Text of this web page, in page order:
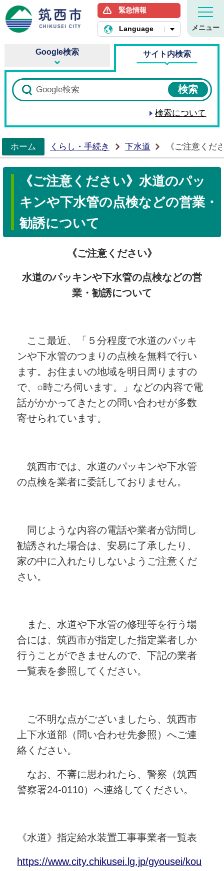
筑西市ホームページ
緊急情報
Language メニュー
Google検索 サイト内検索
検索について
ホーム
くらし・手続き 下水道 《ご注意くだ
《ご注意ください》水道のパッ
キンや下水管の点検などの営業・
勧誘について
《ご注意ください》
水道のパッキンや下水管の点検などの営
業・勧誘について
ここ最近、「５分程度で水道のパッキ
ンや下水管のつまりの点検を無料で行い
ます。お住まいの地域を明日周りますの
で、○時ごろ伺います。」などの内容で電
話がかかってきたとの問い合わせが多数
寄せられています。
筑西市では、水道のパッキンや下水管
の点検を業者に委託しておりません。
同じような内容の電話や業者が訪問し
勧誘された場合は、安易に了承したり、
家の中に入れたりしないようご注意くだ
さい。
また、水道や下水管の修理等を行う場
合には、筑西市が指定した指定業者しか
行うことができませんので、下記の業者
一覧表を参照してください。
ご不明な点がございましたら、筑西市
上下水道部（問い合わせ先参照）へご連
絡ください。
なお、不審に思われたら、警察（筑西
警察署24-0110）へ連絡してください。
《水道》指定給水装置工事事業者一覧表
https://www.city.chikusei.lg.jp/gyousei/kou